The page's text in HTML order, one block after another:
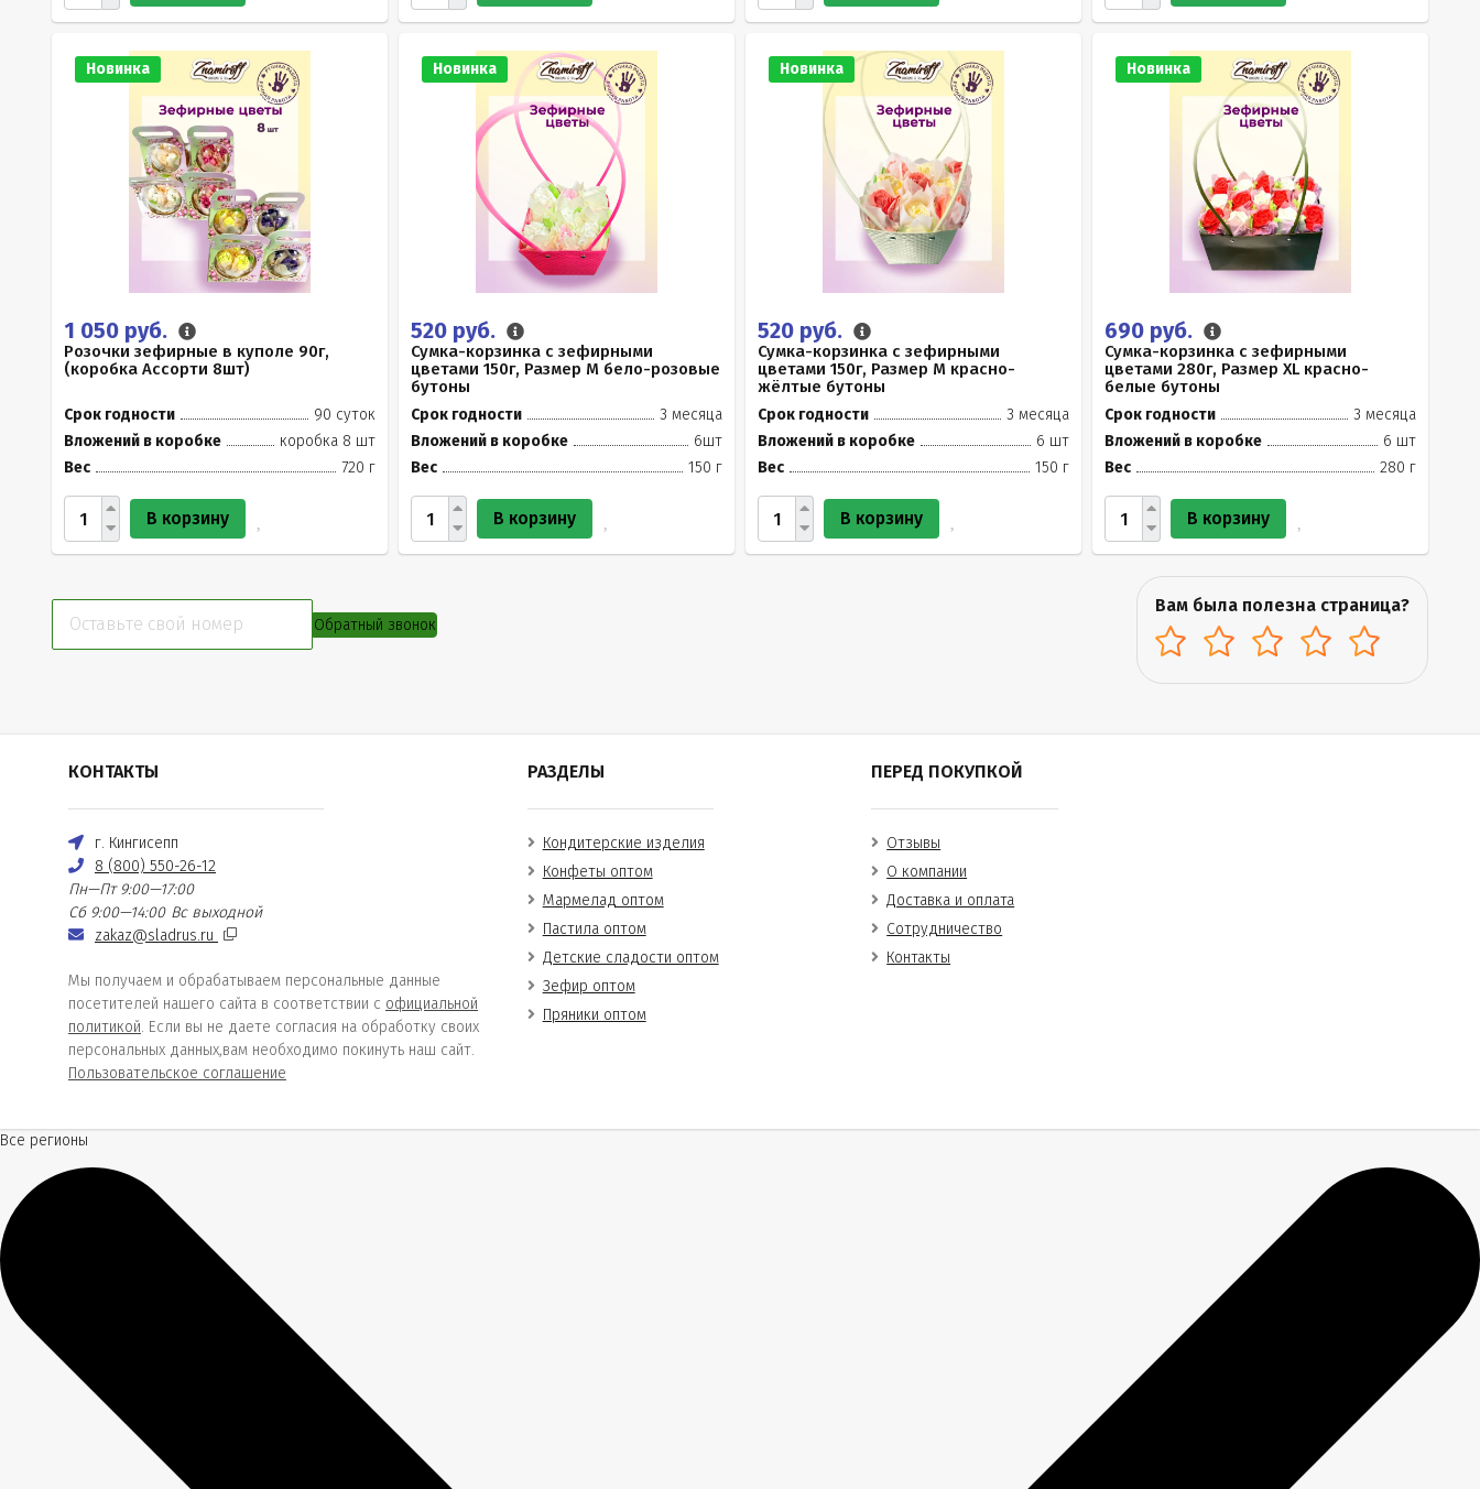
Новинка
1 050 руб.
Розочки зефирные в куполе 90г,
(коробка Ассорти 8шт)
Срок годности
90 суток
Вложений в коробке
коробка 8 шт
Вес
720 г
В корзину
Новинка
520 руб.
Сумка-корзинка с зефирными
цветами 150г, Размер М бело-розовые
бутоны
Срок годности
3 месяца
Вложений в коробке
6шт
Вес
150 г
В корзину
Новинка
520 руб.
Сумка-корзинка с зефирными
цветами 150г, Размер М красно-
жёлтые бутоны
Срок годности
3 месяца
Вложений в коробке
6 шт
Вес
150 г
В корзину
Новинка
690 руб.
Сумка-корзинка с зефирными
цветами 280г, Размер XL красно-
белые бутоны
Срок годности
3 месяца
Вложений в коробке
6 шт
Вес
280 г
В корзину
Обратный звонок
Вам была полезна страница?
КОНТАКТЫ
г. Кингисепп
8 (800) 550-26-12
Пн—Пт 9:00—17:00
Сб 9:00—14:00 Вс выходной
zakaz@sladrus.ru
Мы получаем и обрабатываем персональные данные
посетителей нашего сайта в соответствии с официальной
политикой. Если вы не даете согласия на обработку своих
персональных данных,вам необходимо покинуть наш сайт.
Пользовательское соглашение
РАЗДЕЛЫ
Кондитерские изделия
Конфеты оптом
Мармелад оптом
Пастила оптом
Детские сладости оптом
Зефир оптом
Пряники оптом
ПЕРЕД ПОКУПКОЙ
Отзывы
О компании
Доставка и оплата
Сотрудничество
Контакты
Все регионы